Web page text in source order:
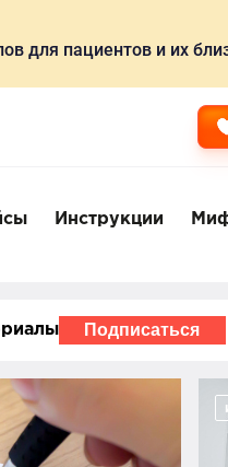
для пациентов и их
Инструкции
Подписаться